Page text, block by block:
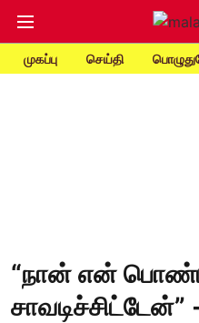
முகப்பு செய்தி
“நான் என்